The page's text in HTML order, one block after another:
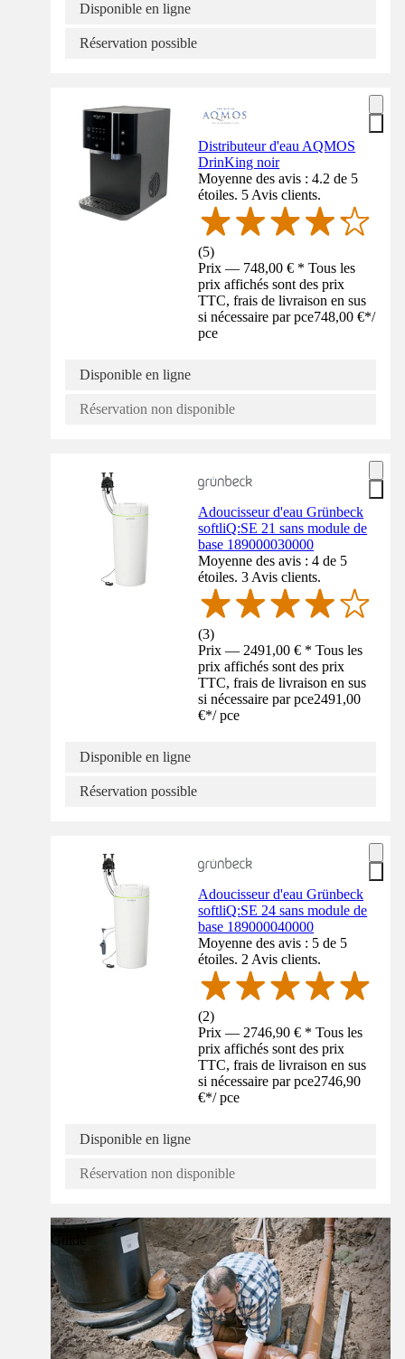
Disponible en ligne
Réservation possible
Distributeur d'eau AQMOS
DrinKing noir
Moyenne des avis : 4.2 de 5
étoiles. 5 Avis clients.
(5)
Prix — 748,00 € * Tous les
prix affichés sont des prix
TTC, frais de livraison en sus
si nécessaire par pce748,00 €*/
pce
Disponible en ligne
Réservation non disponible
Adoucisseur d'eau Grünbeck
softliQ:SE 21 sans module de
base 189000030000
Moyenne des avis : 4 de 5
étoiles. 3 Avis clients.
(3)
Prix — 2491,00 € * Tous les
prix affichés sont des prix
TTC, frais de livraison en sus
si nécessaire par pce2491,00
€*/ pce
Disponible en ligne
Réservation possible
Adoucisseur d'eau Grünbeck
softliQ:SE 24 sans module de
base 189000040000
Moyenne des avis : 5 de 5
étoiles. 2 Avis clients.
(2)
Prix — 2746,90 € * Tous les
prix affichés sont des prix
TTC, frais de livraison en sus
si nécessaire par pce2746,90
€*/ pce
Disponible en ligne
Réservation non disponible
Guide